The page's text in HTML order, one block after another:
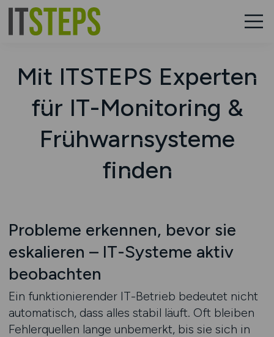
Mit ITSTEPS Experten
für IT-Monitoring &
Frühwarnsysteme
finden
Probleme erkennen, bevor sie
eskalieren – IT-Systeme aktiv
beobachten
Ein funktionierender IT-Betrieb bedeutet nicht
automatisch, dass alles stabil läuft. Oft bleiben
Fehlerquellen lange unbemerkt, bis sie sich in